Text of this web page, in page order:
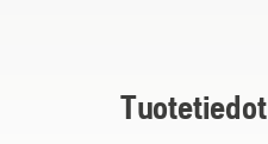
Tuotetiedot